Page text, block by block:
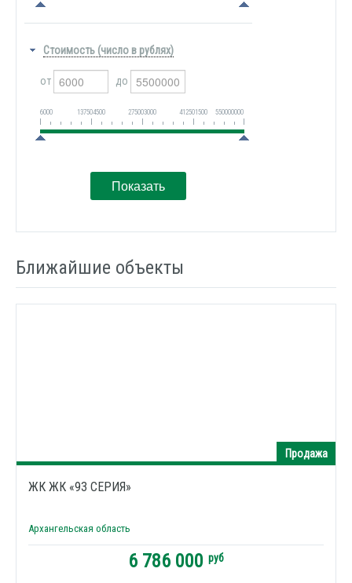
Стоимость (число в рублях)
от до
6000 137504500 275003000 412501500 550000000
Ближайшие объекты
Продажа
ЖК ЖК «93 СЕРИЯ»
Архангельская область
6 786 000 руб